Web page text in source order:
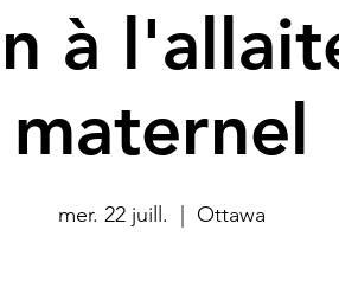
à
maternel
mer. 22 juill. Ottawa